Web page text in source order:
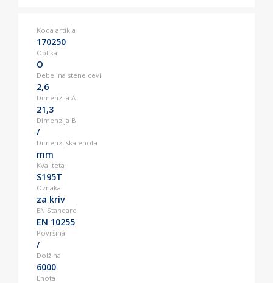
Koda artikla
170250
Oblika
O
Debelina stene cevi
2,6
Dimenzija A
21,3
Dimenzija B
/
Dimenzijska enota
mm
Kvaliteta
S195T
Oznaka
za kriv
EN Standard
EN 10255
Površina
/
Dolžina
6000
Enota